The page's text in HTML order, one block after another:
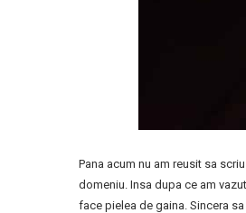
Pana acum nu am reusit sa
domeniu. Insa dupa ce am
face pielea de gaina. Sincera